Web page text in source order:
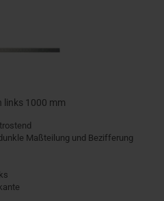
links 1000 mm
Maßteilung und Bezifferung